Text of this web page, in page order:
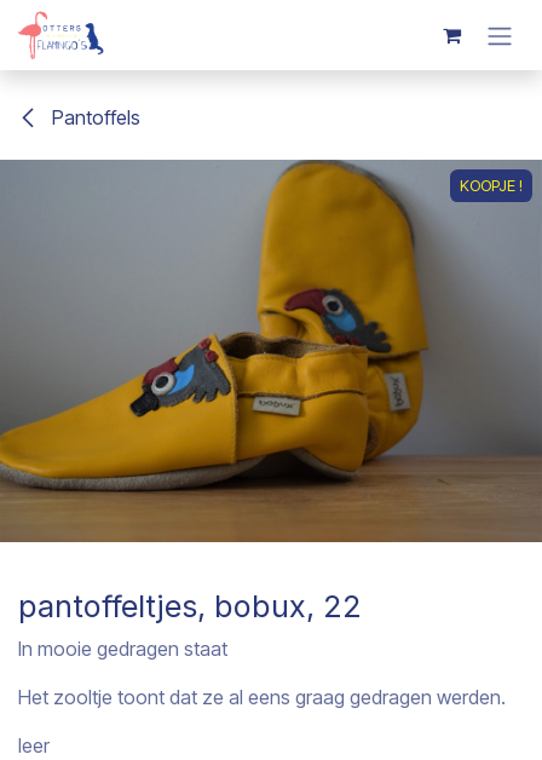
Overslaan naar inhoud
Pantoffels
KOOPJE !
pantoffeltjes, bobux, 22
In mooie gedragen staat
Het zooltje toont dat ze al eens graag gedragen werden.
leer